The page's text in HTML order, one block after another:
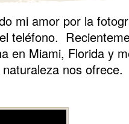
mi amor por la
teléfono.
en Miami, Florida y
nos